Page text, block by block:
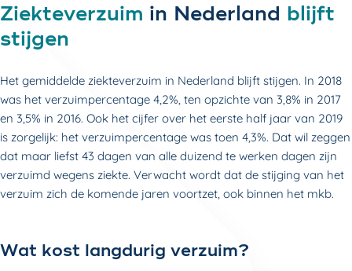
Ziekteverzuim in Nederland
blijft
stijgen
Het gemiddelde ziekteverzuim in Nederland blijft stijgen. In 2018
was het verzuimpercentage 4,2%, ten opzichte van 3,8% in 2017
en 3,5% in 2016. Ook het cijfer over het eerste half jaar van 2019
is zorgelijk: het verzuimpercentage was toen 4,3%. Dat wil zeggen
dat maar liefst 43 dagen van alle duizend te werken dagen zijn
verzuimd wegens ziekte. Verwacht wordt dat de stijging van het
verzuim zich de komende jaren voortzet, ook binnen het mkb.
Wat kost langdurig verzuim?